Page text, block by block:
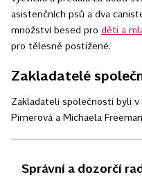
asistenčních psů a dva
množství besed pro děti a
pro tělesně postižené.
Zakladatelé
Zakladateli společnosti byli v
Pirnerová a Michaela
Správní a dozorčí